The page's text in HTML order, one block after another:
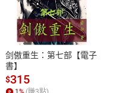
付款方式
ATM轉帳、信用卡、
剑傲重生：第七部【電子
書】
$315